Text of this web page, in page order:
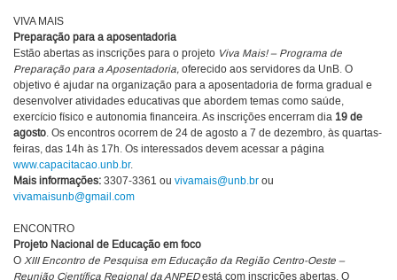
VIVA MAIS
Preparação para a aposentadoria
Estão abertas as inscrições para o projeto Viva Mais! – Programa de
Preparação para a Aposentadoria, oferecido aos servidores da UnB. O
objetivo é ajudar na organização para a aposentadoria de forma gradual e
desenvolver atividades educativas que abordem temas como saúde,
exercício físico e autonomia financeira. As inscrições encerram dia 19 de
agosto. Os encontros ocorrem de 24 de agosto a 7 de dezembro, às quartas-
feiras, das 14h às 17h. Os interessados devem acessar a página
www.capacitacao.unb.br.
Mais informações: 3307-3361 ou vivamais@unb.br ou
vivamaisunb@gmail.com
ENCONTRO
Projeto Nacional de Educação em foco
O XIII Encontro de Pesquisa em Educação da Região Centro-Oeste –
Reunião Científica Regional da ANPEDestá com inscrições abertas. O